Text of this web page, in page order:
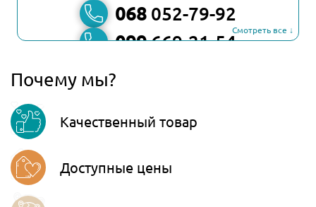
068 052-79-92
099669-21-54
067
Telegram
Смотреть все ↓
Почему мы?
Качественный товар
Доступные цены